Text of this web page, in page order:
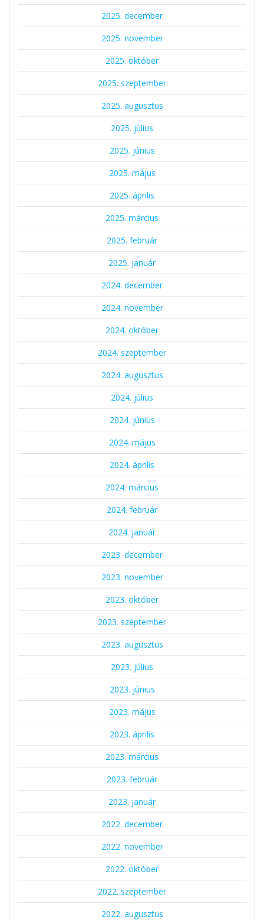
2025. december
2025. november
2025. október
2025. szeptember
2025. augusztus
2025. július
2025. június
2025. május
2025. április
2025. március
2025. február
2025. január
2024. december
2024. november
2024. október
2024. szeptember
2024. augusztus
2024. július
2024. június
2024. május
2024. április
2024. március
2024. február
2024. január
2023. december
2023. november
2023. október
2023. szeptember
2023. augusztus
2023. július
2023. június
2023. május
2023. április
2023. március
2023. február
2023. január
2022. december
2022. november
2022. október
2022. szeptember
2022. augusztus